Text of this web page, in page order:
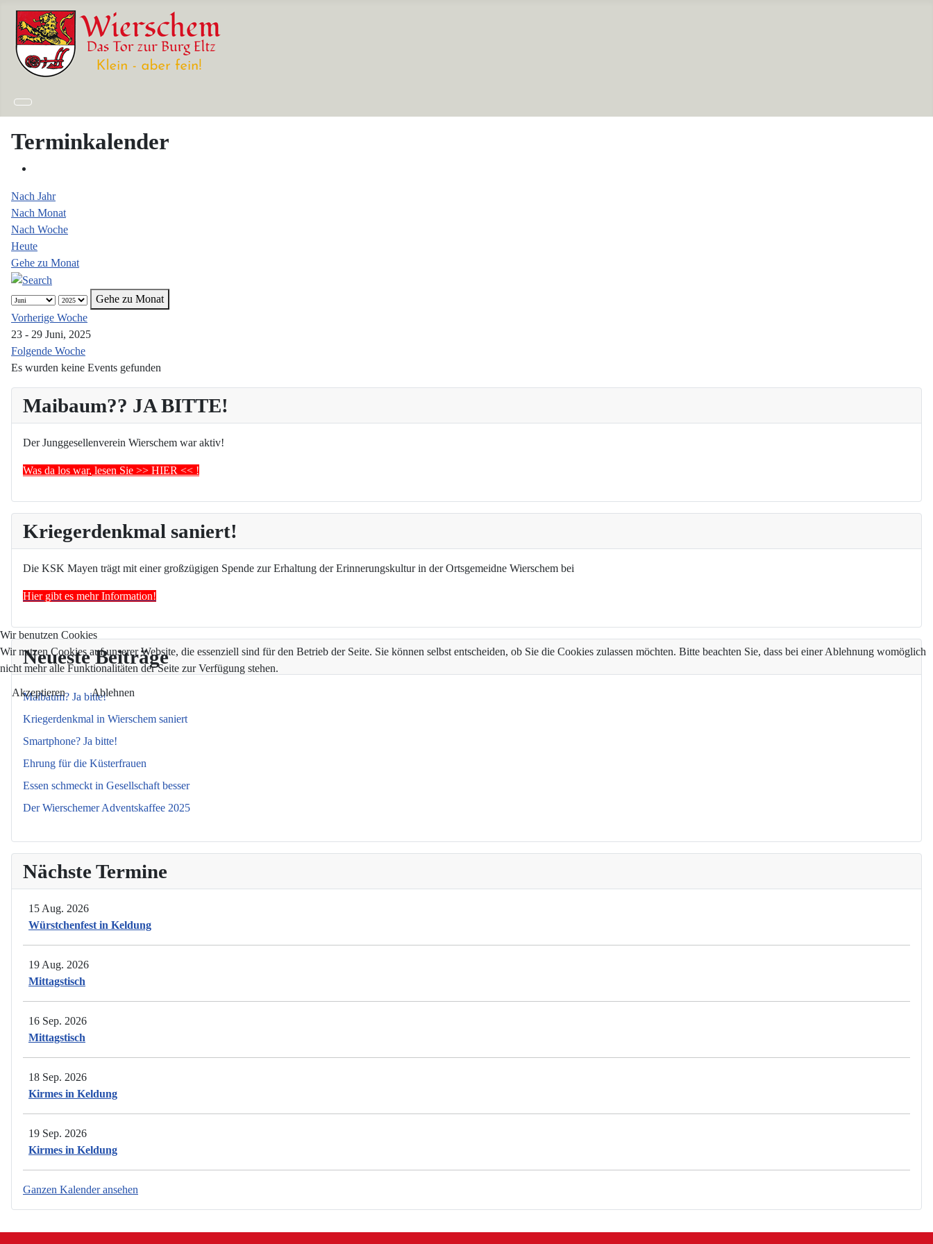
Maibaum?? JA BITTE!
Der Junggesellenverein Wierschem war aktiv!
Was da los war, lesen Sie >> HIER << !
Kriegerdenkmal saniert!
Die KSK Mayen trägt mit einer großzügigen Spende zur Erhaltung der Erinnerungskultur in der Ortsgemeidne Wierschem bei
Hier gibt es mehr Information!
Neueste Beiträge
Maibaum? Ja bitte!
Kriegerdenkmal in Wierschem saniert
Smartphone? Ja bitte!
Ehrung für die Küsterfrauen
Essen schmeckt in Gesellschaft besser
Der Wierschemer Adventskaffee 2025
Nächste Termine
15 Aug. 2026
Würstchenfest in Keldung
19 Aug. 2026
Mittagstisch
16 Sep. 2026
Mittagstisch
18 Sep. 2026
Kirmes in Keldung
19 Sep. 2026
Kirmes in Keldung
Ganzen Kalender ansehen
Terminkalender
Nach Jahr
Nach Monat
Nach Woche
Heute
Gehe zu Monat
Gehe zu Monat
Vorherige Woche
23 - 29 Juni, 2025
Folgende Woche
Es wurden keine Events gefunden
Wir benutzen Cookies
Wir nutzen Cookies auf unserer Website, die essenziell sind für den Betrieb der Seite. Sie können selbst entscheiden, ob Sie die Cookies zulassen möchten. Bitte beachten Sie, dass bei einer Ablehnung womöglich
nicht mehr alle Funktionalitäten der Seite zur Verfügung stehen.
Akzeptieren Ablehnen